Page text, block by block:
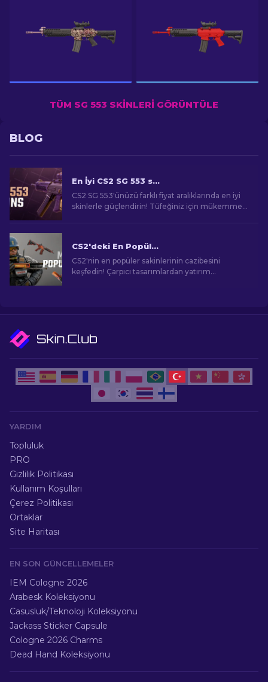
TÜM SG 553 SKINLERI GÖRÜNTÜLE
BLOG
En İyi CS2 SG 553 skinleri [2026]
CS2 SG 553'ünüzü farklı fiyat aralıklarında en iyi
skinlerle güçlendirin! Tüfeğiniz için mükemmel
CS2'deki En Popüler Skinler
CS2'nin en popüler sakinlerinin cazibesini
keşfedin! Çarpıcı tasarımlardan yatırım
YARDIM
Topluluk
PRO
Gizlilik Politikası
Kullanım Koşulları
Çerez Politikası
Ortaklar
Site Haritası
EN SON GÜNCELLEMELER
IEM Cologne 2026
Arabesk Koleksiyonu
Casusluk/Teknoloji Koleksiyonu
Jackass Sticker Capsule
Cologne 2026 Charms
Dead Hand Koleksiyonu